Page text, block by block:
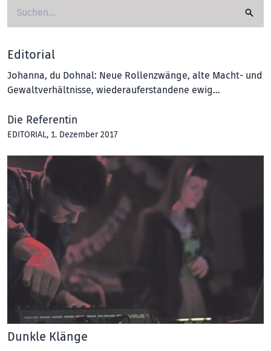
Editorial
Johanna, du Dohnal: Neue Rollenzwänge, alte Macht- und
Gewaltverhältnisse, wiederauferstandene ewig…
Die Referentin
EDITORIAL, 1. Dezember 2017
Dunkle Klänge